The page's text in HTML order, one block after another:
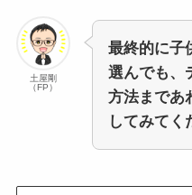
土屋剛
（FP）
最終的に子
選んでも、
方法まであ
してみてく